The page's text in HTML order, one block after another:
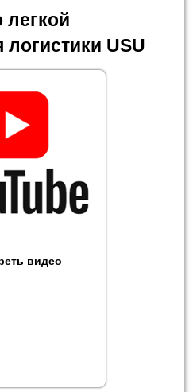
легкой
USU
видео